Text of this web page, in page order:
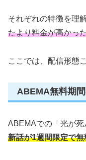
それぞれの特徴を理
たより料金が高かっ
ここでは、配信形態
ABEMA無料期
ABEMAでの「光が死
新話が1週間限定で